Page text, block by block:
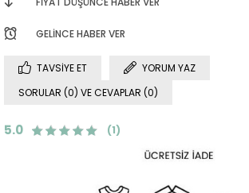
GELINCE HABER VER
TAVSIYE ET
YORUM YAZ
SORULAR (0) VE CEVAPLAR (0)
5.0 (1)